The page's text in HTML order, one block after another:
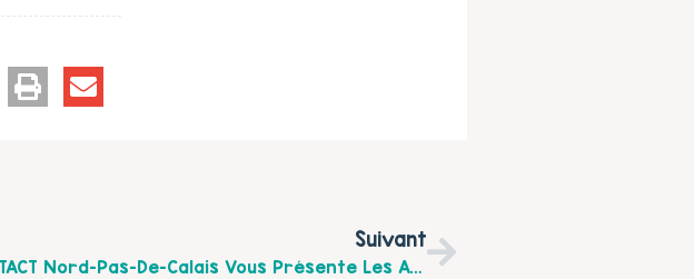
Suivant
L’association CONTACT Nord-Pas-De-Calais Vous Présente Les Actions À Venir Dans La Région…